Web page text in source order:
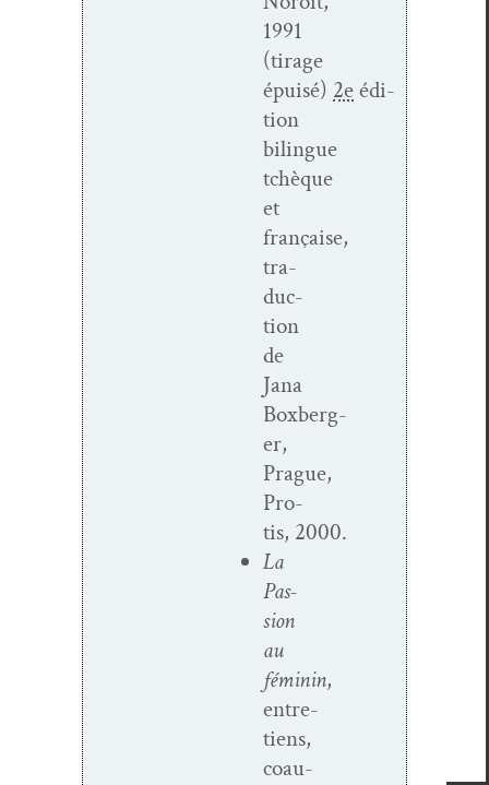
1991
(tirage
épuisé) 2eédi­
tion
bilingue
tchèque
et
française,
tra­
duc­
tion
de
Jana
Boxberg­
er,
Prague,
Pro­
tis, 2000.
La
Pas­
sion
au
féminin,
entre­
tiens,
coau­